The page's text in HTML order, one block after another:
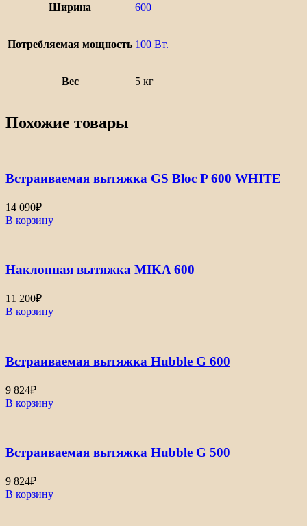
Ширина 600
Потребляемая мощность 100 Вт.
Вес 5 кг
Похожие товары
Встраиваемая вытяжка GS Bloc P 600 WHITE
14 090₽
В корзину
Наклонная вытяжка MIKA 600
11 200₽
В корзину
Встраиваемая вытяжка Hubble G 600
9 824₽
В корзину
Встраиваемая вытяжка Hubble G 500
9 824₽
В корзину